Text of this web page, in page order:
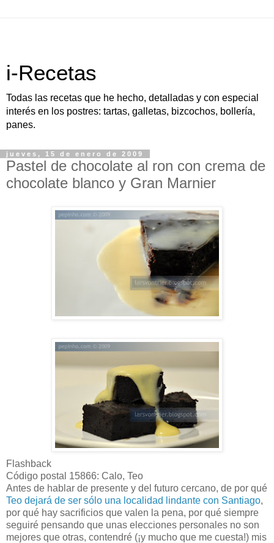
i-Recetas
Todas las recetas que he hecho, detalladas y con especial
interés en los postres: tartas, galletas, bizcochos, bollería,
panes.
jueves, 15 de enero de 2009
Pastel de chocolate al ron con crema de
chocolate blanco y Gran Marnier
Flashback
Código postal 15866: Calo, Teo
Antes de hablar de presente y del futuro cercano, de por qué
Teo dejará de ser sólo una localidad lindante con Santiago,
por qué hay sacrificios que valen la pena, por qué siempre
seguiré pensando que unas elecciones personales no son
mejores que otras, contendré (¡y mucho que me cuesta!) mis